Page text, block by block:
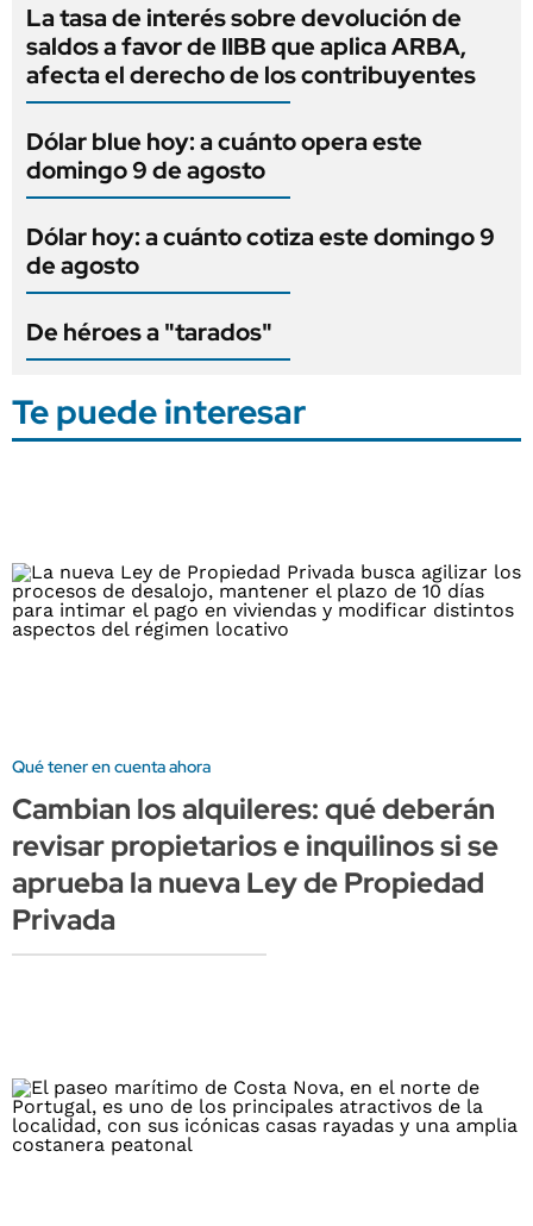
La tasa de interés sobre devolución de
saldos a favor de IIBB que aplica ARBA,
afecta el derecho de los contribuyentes
Dólar blue hoy: a cuánto opera este
domingo 9 de agosto
Dólar hoy: a cuánto cotiza este domingo 9
de agosto
De héroes a "tarados"
Te puede interesar
Qué tener en cuenta ahora
Cambian los alquileres: qué deberán
revisar propietarios e inquilinos si se
aprueba la nueva Ley de Propiedad
Privada